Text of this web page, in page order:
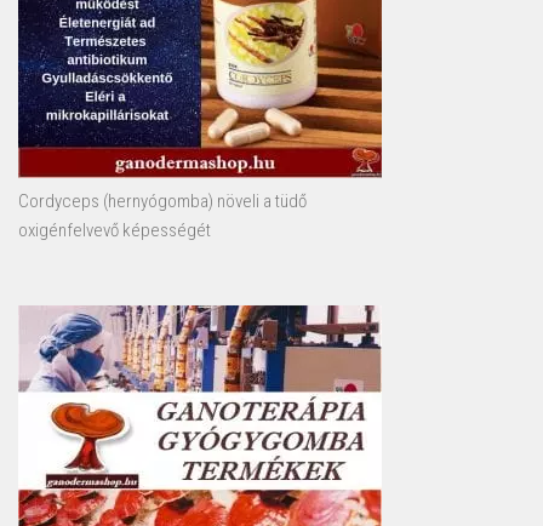
Cordyceps (hernyógomba) növeli a tüdő
oxigénfelvevő képességét